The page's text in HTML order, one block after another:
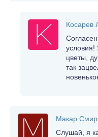
Косарев
условия!
цветы,
так
Макар
Слушай, я